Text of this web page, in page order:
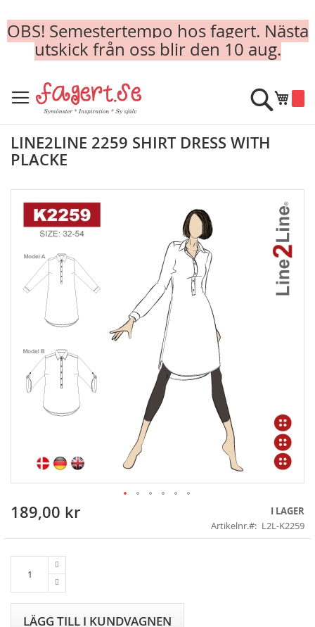
OBS! Semestertempo hos fagert. Nästa
utskick från oss blir den 10 aug.
to
Content
Min
Sök
LINE2LINE 2259 SHIRT DRESS WITH
PLACKE
images
gallery
Skip
the
189,00 kr
I LAGER
Artikelnr.
L2L-K2259
LÄGG TILL I KUNDVAGNEN